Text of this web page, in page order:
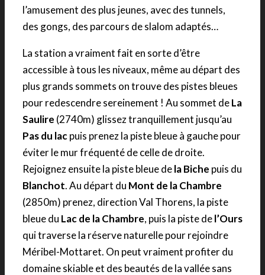
l’amusement des plus jeunes, avec des tunnels,
des gongs, des parcours de slalom adaptés…
La station a vraiment fait en sorte d’être
accessible à tous les niveaux, même au départ des
plus grands sommets on trouve des pistes bleues
pour redescendre sereinement ! Au sommet deLa
Saulire (2740m) glissez tranquillement jusqu’au
Pas du lacpuis prenez la piste bleue à gauche pour
éviter le mur fréquenté de celle de droite.
Rejoignez ensuite la piste bleue dela Biche puis du
Blanchot. Au départ du Mont de la Chambre
(2850m) prenez, direction Val Thorens, la piste
bleue du Lac de la Chambre, puis la piste del’Ours
qui traverse la réserve naturelle pour rejoindre
Méribel-Mottaret. On peut vraiment profiter du
domaine skiable et des beautés de la vallée sans